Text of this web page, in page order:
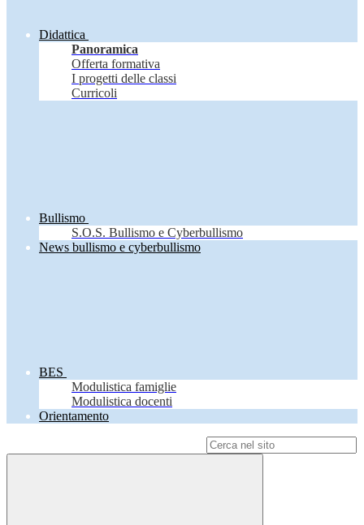
Didattica
Panoramica
Offerta formativa
I progetti delle classi
Curricoli
Bullismo
S.O.S. Bullismo e Cyberbullismo
News bullismo e cyberbullismo
BES
Modulistica famiglie
Modulistica docenti
Orientamento